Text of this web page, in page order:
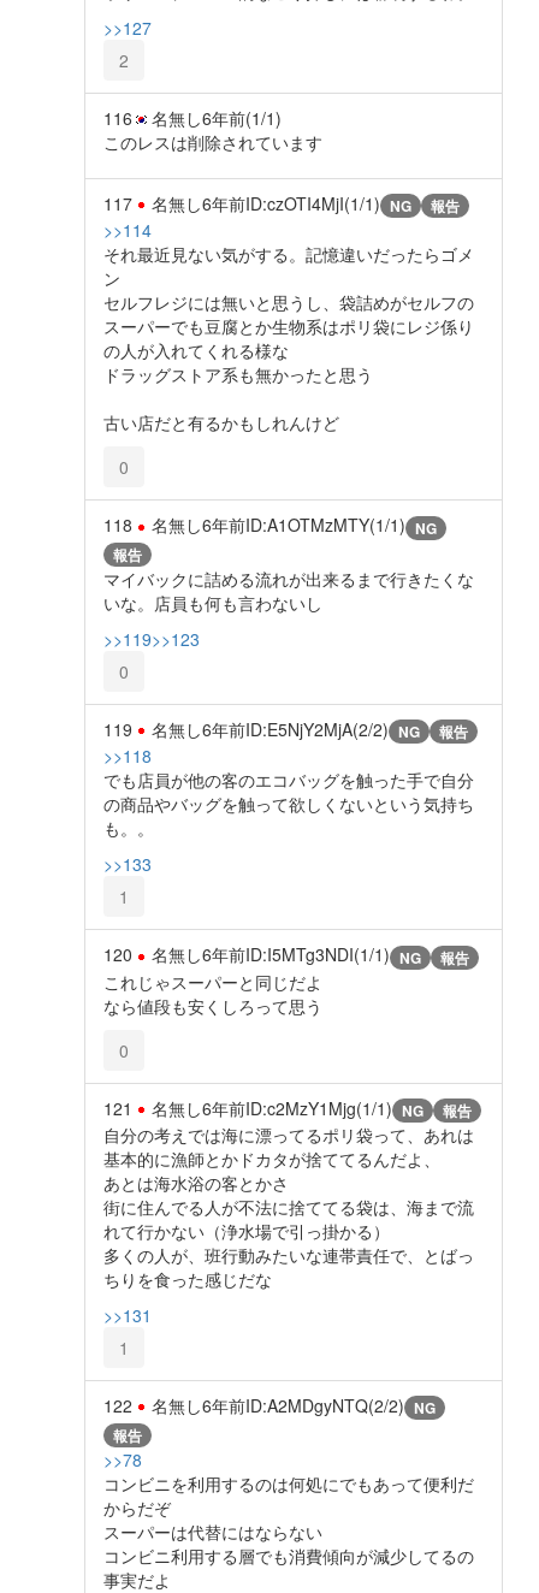
>>127
2
116 名無し6年前(1/1)
このレスは削除されています
117 名無し6年前ID:czOTI4MjI(1/1) NG 報告
>>114
それ最近見ない気がする。記憶違いだったらゴメ
ン
セルフレジには無いと思うし、袋詰めがセルフの
スーパーでも豆腐とか生物系はポリ袋にレジ係り
の人が入れてくれる様な
ドラッグストア系も無かったと思う
古い店だと有るかもしれんけど
0
118 名無し6年前ID:A1OTMzMTY(1/1) NG
報告
マイバックに詰める流れが出来るまで行きたくな
いな。店員も何も言わないし
>>119>>123
0
119 名無し6年前ID:E5NjY2MjA(2/2) NG 報告
>>118
でも店員が他の客のエコバッグを触った手で自分
の商品やバッグを触って欲しくないという気持ち
も。。
>>133
1
120 名無し6年前ID:I5MTg3NDI(1/1) NG 報告
これじゃスーパーと同じだよ
なら値段も安くしろって思う
0
121 名無し6年前ID:c2MzY1Mjg(1/1) NG 報告
自分の考えでは海に漂ってるポリ袋って、あれは
基本的に漁師とかドカタが捨ててるんだよ、
あとは海水浴の客とかさ
街に住んでる人が不法に捨ててる袋は、海まで流
れて行かない（浄水場で引っ掛かる）
多くの人が、班行動みたいな連帯責任で、とばっ
ちりを食った感じだな
>>131
1
122 名無し6年前ID:A2MDgyNTQ(2/2) NG
報告
>>78
コンビニを利用するのは何処にでもあって便利だ
からだぞ
スーパーは代替にはならない
コンビニ利用する層でも消費傾向が減少してるの
事実だよ